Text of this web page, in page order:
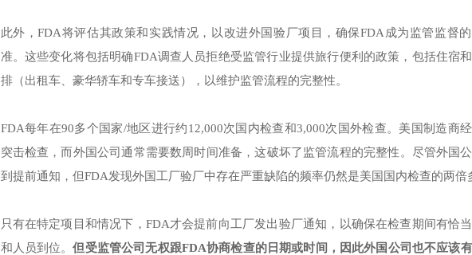
此外，FDA将评估其政策和实践情况，以改进外国验厂项目，确保FDA成为监管监督
准。这些变化将包括明确FDA调查人员拒绝受监管行业提供旅行便利的政策，包括住宿
排（出租车、豪华轿车和专车接送），以维护监管流程的完整性。
FDA每年在90多个国家/地区进行约12,000次国内检查和3,000次国外检查。美国制造商
突击检查，而外国公司通常需要数周时间准备，这破坏了监管流程的完整性。尽管外国
到提前通知，但FDA发现外国工厂验厂中存在严重缺陷的频率仍然是美国国内检查的两倍
只有在特定项目和情况下，FDA才会提前向工厂发出验厂通知，以确保在检查期间有恰
和人员到位。但受监管公司无权跟FDA协商检查的日期或时间，因此外国公司也不应该